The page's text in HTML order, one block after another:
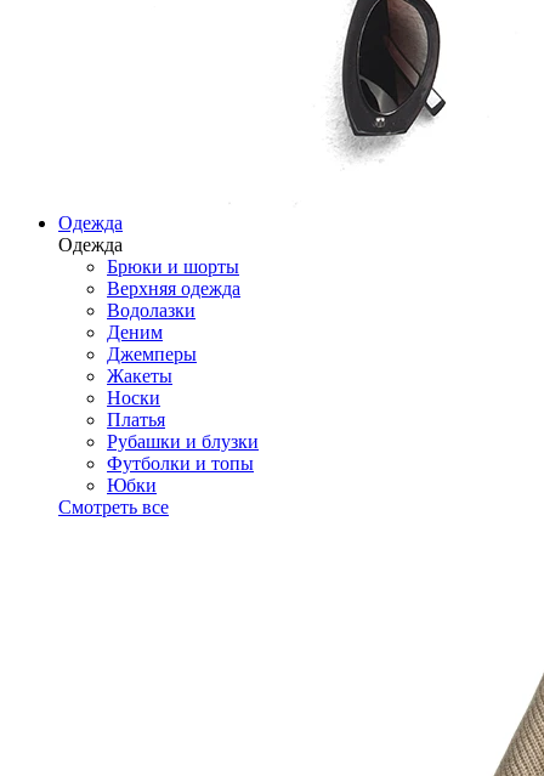
Одежда
Одежда
Брюки и шорты
Верхняя одежда
Водолазки
Деним
Джемперы
Жакеты
Носки
Платья
Рубашки и блузки
Футболки и топы
Юбки
Смотреть все